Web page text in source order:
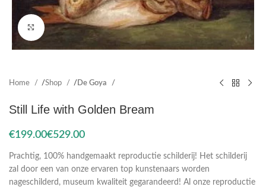
Click to enlarge
Home Shop De Goya
Still Life with Golden Bream
€ €
Prachtig, 100% handgemaakt reproductie schilderij! Het schilderij
zal door een van onze ervaren top kunstenaars worden
nageschilderd, museum kwaliteit gegarandeerd! Al onze reproductie